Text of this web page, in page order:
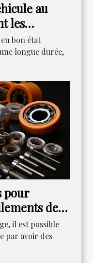
au
les
bon état
longue durée,
pour
de
il est possible
par avoir des